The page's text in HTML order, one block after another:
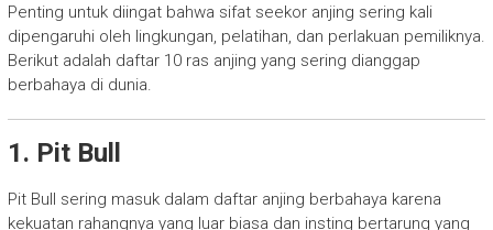
Penting untuk diingat bahwa sifat seekor anjing sering kali
dipengaruhi oleh lingkungan, pelatihan, dan perlakuan pemiliknya.
Berikut adalah daftar 10 ras anjing yang sering dianggap
berbahaya di dunia.
1. Pit Bull
Pit Bull sering masuk dalam daftar anjing berbahaya karena
kekuatan rahangnya yang luar biasa dan insting bertarung yang